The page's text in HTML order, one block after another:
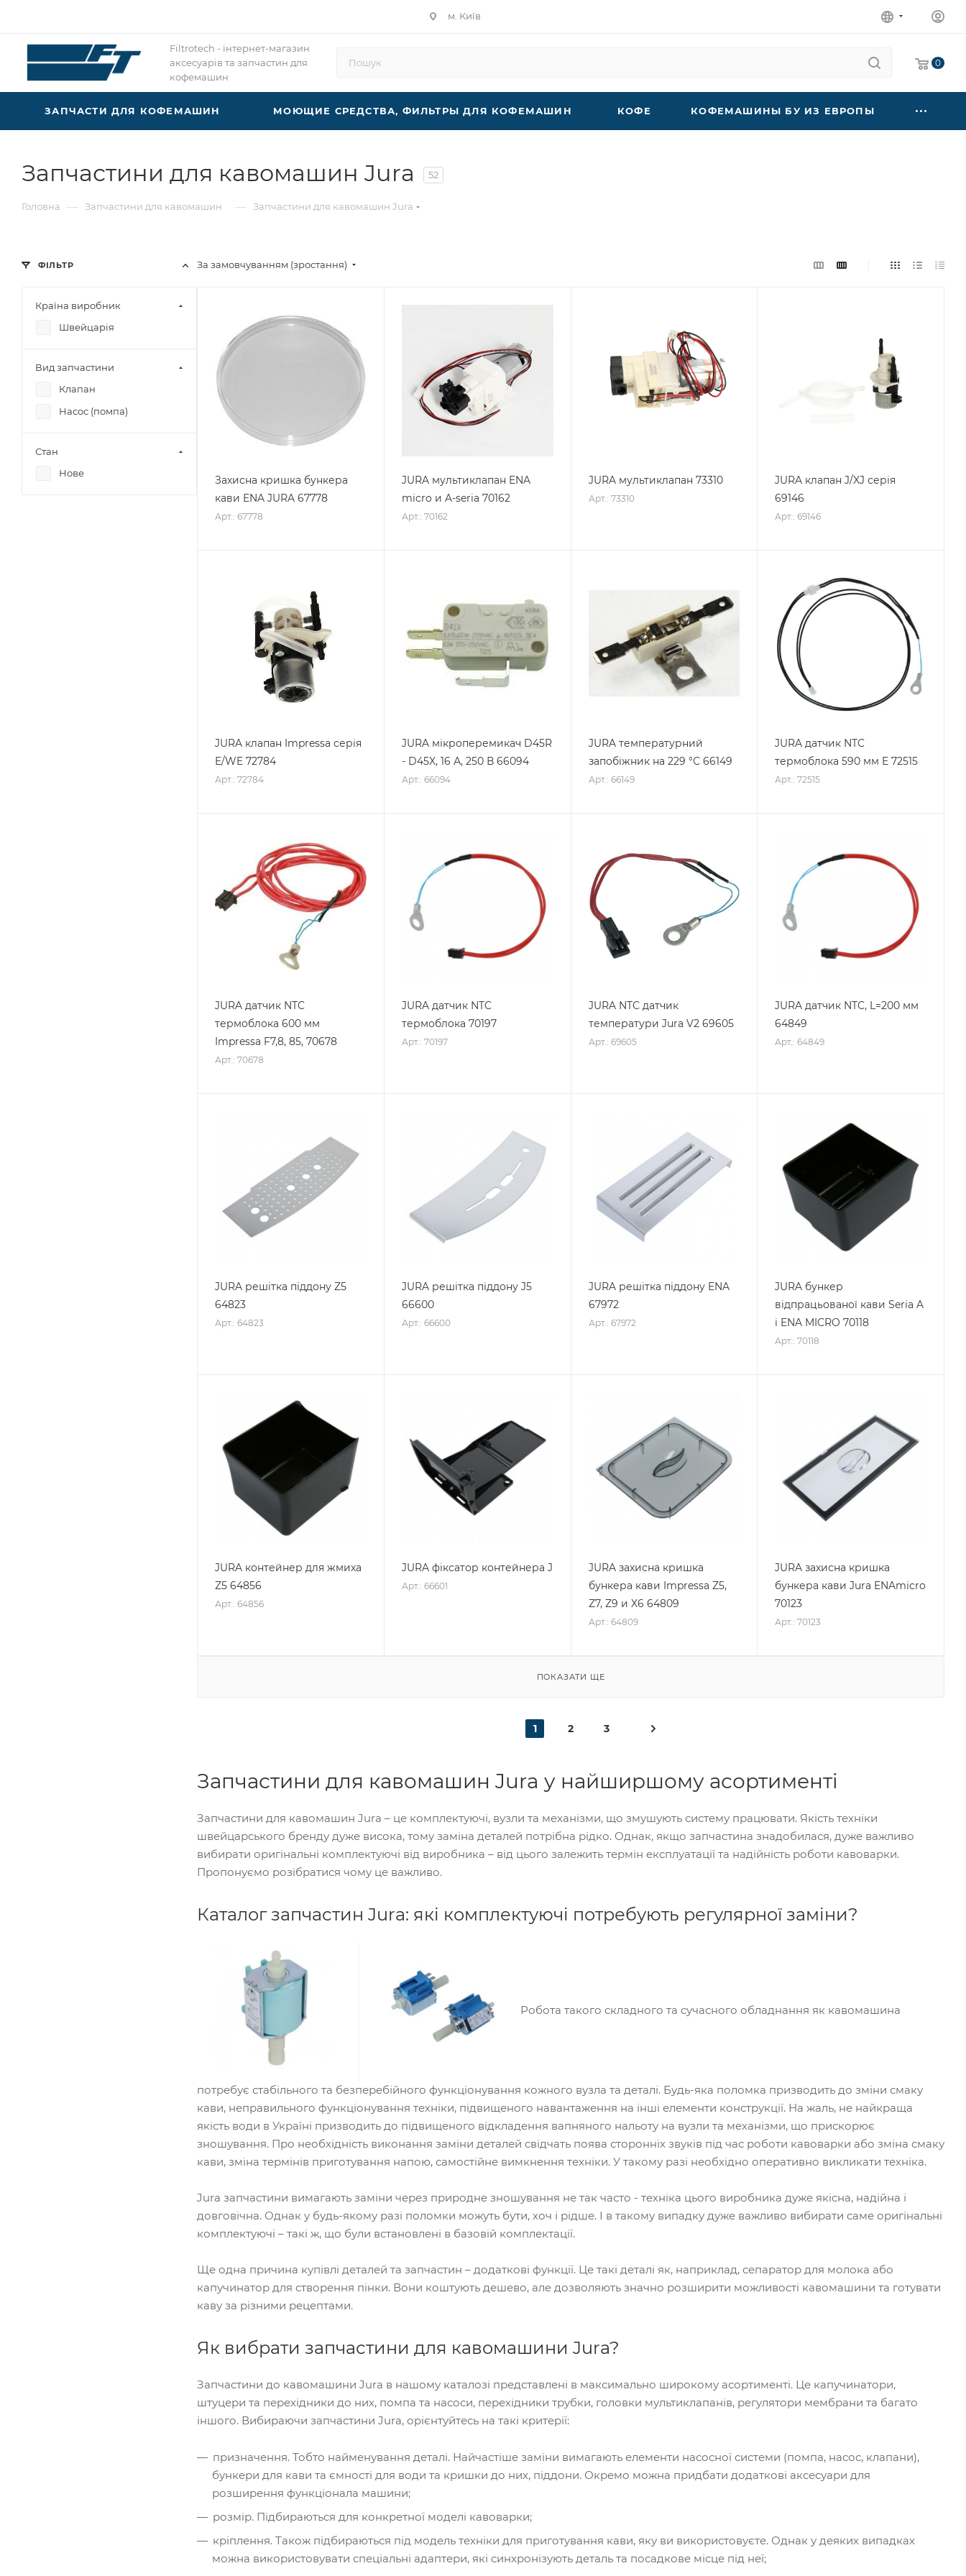
м. Київ
Filtrotech - інтернет-магазин
аксесуарів та запчастин для
кофемашин
0
ЗАПЧАСТИ ДЛЯ КОФЕМАШИН МОЮЩИЕ СРЕДСТВА, ФИЛЬТРЫ ДЛЯ КОФЕМАШИН КОФЕ КОФЕМАШИНЫ БУ ИЗ ЕВРОПЫ
Запчастини для кавомашин Jura 52
Головна — Запчастини для кавомашин — Запчастини для кавомашин Jura
За замовчуванням (зростання)
Захисна кришка бункера
кави ENA JURA 67778
Арт.: 67778
JURA мультиклапан ENA
micro и A-seria 70162
Арт.: 70162
JURA мультиклапан 73310
Арт.: 73310
JURA клапан J/XJ серія
69146
Арт.: 69146
JURA клапан Impressa серія
E/WE 72784
Арт.: 72784
JURA мікроперемикач D45R
- D45X, 16 А, 250 В 66094
Арт.: 66094
JURA температурний
запобіжник на 229 °С 66149
Арт.: 66149
JURA датчик NTC
термоблока 590 мм E 72515
Арт.: 72515
JURA датчик NTC
термоблока 600 мм
Impressa F7,8, 85, 70678
Арт.: 70678
JURA датчик NTC
термоблока 70197
Арт.: 70197
JURA NTC датчик
температури Jura V2 69605
Арт.: 69605
JURA датчик NTC, L=200 мм
64849
Арт.: 64849
JURA решітка піддону Z5
64823
Арт.: 64823
JURA решітка піддону J5
66600
Арт.: 66600
JURA решітка піддону ENA
67972
Арт.: 67972
JURA бункер
відпрацьованої кави Seria A
i ENA MICRO 70118
Арт.: 70118
JURA контейнер для жмиха
Z5 64856
Арт.: 64856
JURA фіксатор контейнера J
Арт.: 66601
JURA захисна кришка
бункера кави Impressa Z5,
Z7, Z9 и X6 64809
Арт.: 64809
JURA захисна кришка
бункера кави Jura ENAmicro
70123
Арт.: 70123
ПОКАЗАТИ ЩЕ
1 2 3
Запчастини для кавомашин Jura у найширшому асортименті
Запчастини для кавомашин Jura – це комплектуючі, вузли та механізми, що змушують систему працювати. Якість техніки
швейцарського бренду дуже висока, тому заміна деталей потрібна рідко. Однак, якщо запчастина знадобилася, дуже важливо
вибирати оригінальні комплектуючі від виробника – від цього залежить термін експлуатації та надійність роботи кавоварки.
Пропонуємо розібратися чому це важливо.
Каталог запчастин Jura: які комплектуючі потребують регулярної заміни?
Робота такого складного та сучасного обладнання як кавомашина
потребує стабільного та безперебійного функціонування кожного вузла та деталі. Будь-яка поломка призводить до зміни смаку
кави, неправильного функціонування техніки, підвищеного навантаження на інші елементи конструкції. На жаль, не найкраща
якість води в Україні призводить до підвищеного відкладення вапняного нальоту на вузли та механізми, що прискорює
зношування. Про необхідність виконання заміни деталей свідчать поява сторонніх звуків під час роботи кавоварки або зміна смаку
кави, зміна термінів приготування напою, самостійне вимкнення техніки. У такому разі необхідно оперативно викликати техніка.
Jura запчастини вимагають заміни через природне зношування не так часто - техніка цього виробника дуже якісна, надійна і
довговічна. Однак у будь-якому разі поломки можуть бути, хоч і рідше. І в такому випадку дуже важливо вибирати саме оригінальні
комплектуючі – такі ж, що були встановлені в базовій комплектації.
Ще одна причина купівлі деталей та запчастин – додаткові функції. Це такі деталі як, наприклад, сепаратор для молока або
капучинатор для створення пінки. Вони коштують дешево, але дозволяють значно розширити можливості кавомашини та готувати
каву за різними рецептами.
Як вибрати запчастини для кавомашини Jura?
Запчастини до кавомашини Jura в нашому каталозі представлені в максимально широкому асортименті. Це капучинатори,
штуцери та перехідники до них, помпа та насоси, перехідники трубки, головки мультиклапанів, регулятори мембрани та багато
іншого. Вибираючи запчастини Jura, орієнтуйтесь на такі критерії:
призначення. Тобто найменування деталі. Найчастіше заміни вимагають елементи насосної системи (помпа, насос, клапани),
бункери для кави та ємності для води та кришки до них, піддони. Окремо можна придбати додаткові аксесуари для
розширення функціонала машини;
розмір. Підбираються для конкретної моделі кавоварки;
кріплення. Також підбираються під модель техніки для приготування кави, яку ви використовуєте. Однак у деяких випадках
можна використовувати спеціальні адаптери, які синхронізують деталь та посадкове місце під неї;
ФІЛЬТР
Країна виробник
Швейцарія
Вид запчастини
Клапан
Насос (помпа)
Стан
Нове